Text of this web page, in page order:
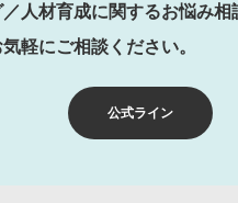
公式ライン
／人材育成に関するお悩み相
軽にご相談ください。